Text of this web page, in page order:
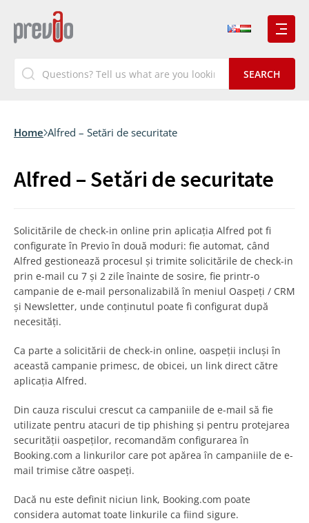
Home Alfred – Setări de securitate
Alfred – Setări de securitate
Solicitările de check-in online prin aplicația Alfred pot fi
configurate în Previo în două moduri: fie automat, când
Alfred gestionează procesul și trimite solicitările de check-in
prin e-mail cu 7 și 2 zile înainte de sosire, fie printr-o
campanie de e-mail personalizabilă în meniul Oaspeți / CRM
și Newsletter, unde conținutul poate fi configurat după
necesități.
Ca parte a solicitării de check-in online, oaspeții incluși în
această campanie primesc, de obicei, un link direct către
aplicația Alfred.
Din cauza riscului crescut ca campaniile de e-mail să fie
utilizate pentru atacuri de tip phishing și pentru protejarea
securității oaspeților, recomandăm configurarea în
Booking.com a linkurilor care pot apărea în campaniile de e-
mail trimise către oaspeți.
Dacă nu este definit niciun link, Booking.com poate
considera automat toate linkurile ca fiind sigure.